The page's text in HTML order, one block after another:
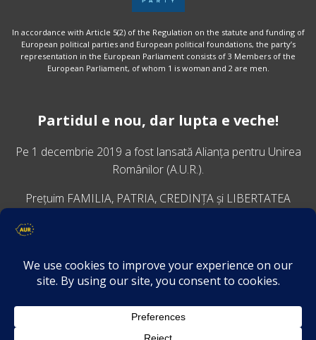
In accordance with Article 5(2) of the Regulation on the statute and funding of
European political parties and European political foundations, the party’s
representation in the European Parliament consists of 3 Members of the
European Parliament, of whom 1 is woman and 2 are men.
Partidul e nou, dar lupta e veche!
Pe 1 decembrie 2019 a fost lansatăAlianța pentru Unirea
Românilor (A.U.R.).
Prețuim FAMILIA, PATRIA, CREDINȚA și LIBERTATEA
VINO ALĂTURI DE NOI
Descarcă aplicația Platforma AUR
Termeni și condiții de confidențialitate